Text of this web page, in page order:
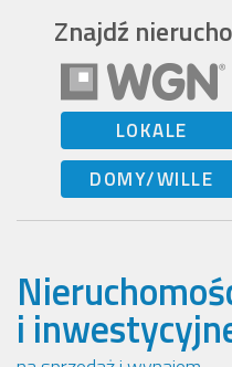
Znajdź
LOKALE
DOMY/WILLE
i